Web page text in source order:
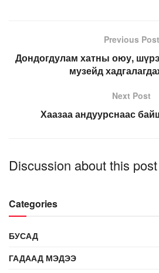
Previous Post
Дондогдулам хатны оюу,
музейд
Next Post
Хаазаа андуурснаас
Discussion about this post
Categories
БУСАД
ГАДААД МЭДЭЭ